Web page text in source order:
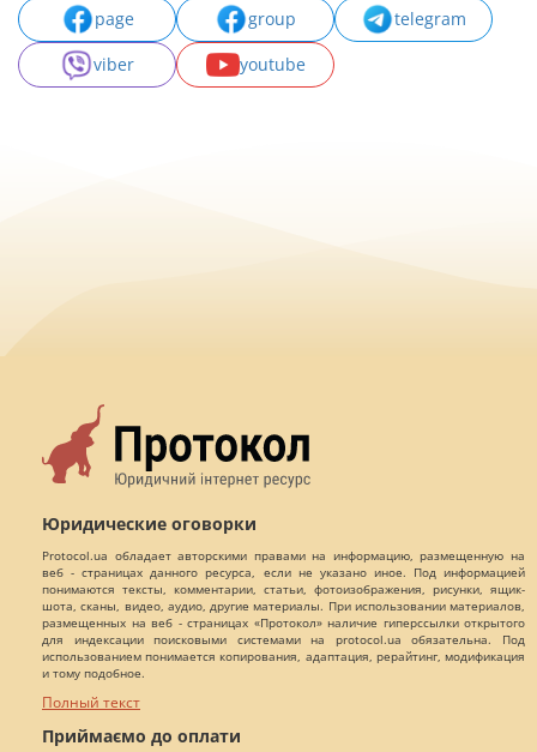
page group
telegram
viber
youtube
Юридические оговорки
Protocol.ua обладает авторскими правами на информацию, размещенную на
веб - страницах данного ресурса, если не указано иное. Под информацией
понимаются тексты, комментарии, статьи, фотоизображения, рисунки, ящик-
шота, сканы, видео, аудио, другие материалы. При использовании материалов,
размещенных на веб - страницах «Протокол» наличие гиперссылки открытого
для индексации поисковыми системами на protocol.ua обязательна. Под
использованием понимается копирования, адаптация, рерайтинг, модификация
и тому подобное.
Полный текст
Приймаємо до оплати